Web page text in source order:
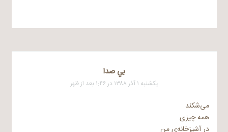
بي صدا
یکشنبه ۱ آذر ۱۳۸۸ در ۱:۴۶ بعد از ظهر
می‌شکند
همه چیزی
در آشپزخانه‌ی من